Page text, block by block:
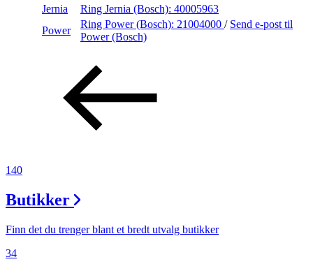
Søk
Åpningstider
Praktisk informasjon
Ledige stillinger
Finn frem
Jernia
Ring Jernia (Bosch): 40005963
Power
Ring Power (Bosch): 21004000 / Send e-post til
Power (Bosch)
140
Butikker
Finn det du trenger blant et bredt utvalg butikker
34